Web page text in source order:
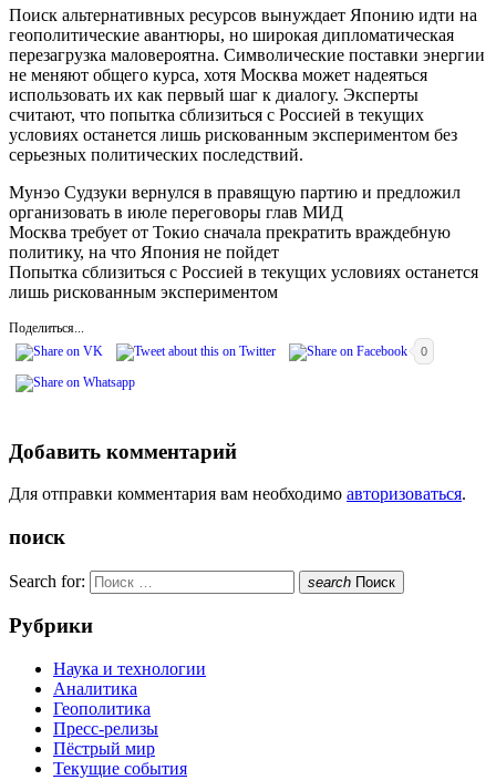
Поиск альтернативных ресурсов вынуждает Японию идти на
геополитические авантюры, но широкая дипломатическая
перезагрузка маловероятна. Символические поставки энергии
не меняют общего курса, хотя Москва может надеяться
использовать их как первый шаг к диалогу. Эксперты
считают, что попытка сблизиться с Россией в текущих
условиях останется лишь рискованным экспериментом без
серьезных политических последствий.
Мунэо Судзуки вернулся в правящую партию и предложил
организовать в июле переговоры глав МИД
Москва требует от Токио сначала прекратить враждебную
политику, на что Япония не пойдет
Попытка сблизиться с Россией в текущих условиях останется
лишь рискованным экспериментом
Поделиться...
0
Добавить комментарий
Для отправки комментария вам необходимо авторизоваться.
поиск
Search for: search Поиск
Рубрики
Наука и технологии
Аналитика
Геополитика
Пресс-релизы
Пёстрый мир
Текущие события